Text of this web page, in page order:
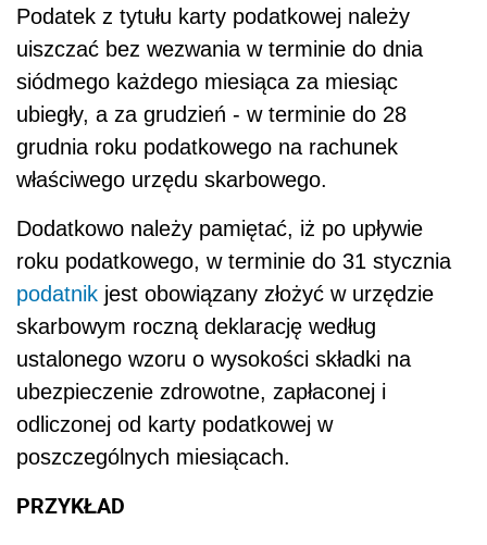
Podatek z tytułu karty podatkowej należy
uiszczać bez wezwania w terminie do dnia
siódmego każdego miesiąca za miesiąc
ubiegły, a za grudzień - w terminie do 28
grudnia roku podatkowego na rachunek
właściwego urzędu skarbowego.
Dodatkowo należy pamiętać, iż po upływie
roku podatkowego, w terminie do 31 stycznia
podatnik jest obowiązany złożyć w urzędzie
skarbowym roczną deklarację według
ustalonego wzoru o wysokości składki na
ubezpieczenie zdrowotne, zapłaconej i
odliczonej od karty podatkowej w
poszczególnych miesiącach.
PRZYKŁAD